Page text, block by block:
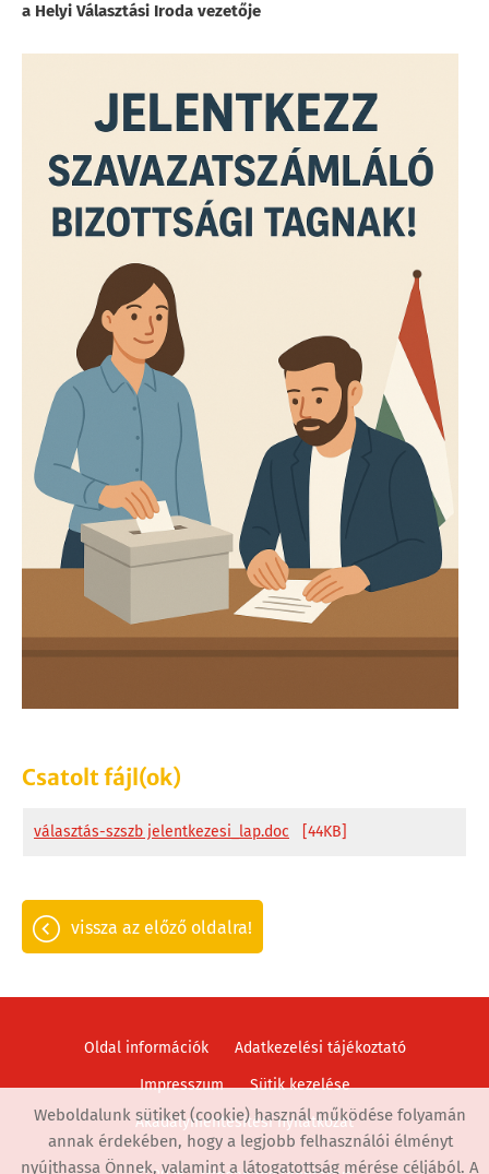
a Helyi Választási Iroda vezetője
Csatolt fájl(ok)
választás-szszb jelentkezesi_lap.doc [44KB]
vissza az előző oldalra!
Oldal információk
Adatkezelési tájékoztató
Impresszum
Sütik kezelése
Akadálymentesítési nyilatkozat
Weboldalunk sütiket (cookie) használ működése folyamán
annak érdekében, hogy a legjobb felhasználói élményt
nyújthassa Önnek, valamint a látogatottság mérése céljából. A